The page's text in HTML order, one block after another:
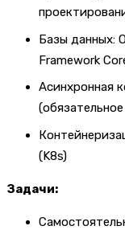
Базы данных:
Framework
Асинхронная
(K8s)
Задачи: